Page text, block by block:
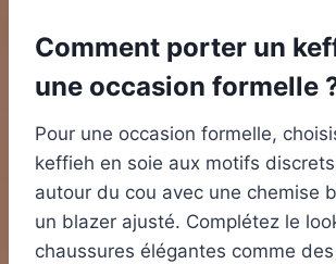
Comment porter un
une occasion formelle
Pour une occasion formelle,
keffieh en soie aux motifs
autour du cou avec une chemise
un blazer ajusté. Complétez le
chaussures élégantes comme